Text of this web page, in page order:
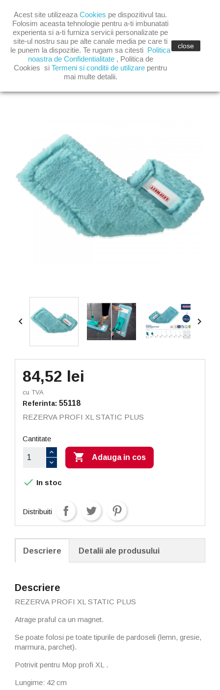

 
84,52 lei
cu TVA
Referinta: 55118
REZERVA PROFI XL STATIC PLUS
Cantitate
 Adauga in cos
 In stoc
Distribuiti
Descriere Detalii ale produsului
Descriere
REZERVA PROFI XL STATIC PLUS
Atrage praful ca un magnet.
Se poate folosi pe toate tipurile de pardoseli (lemn, gresie,
marmura, parchet).
Potrivit pentru Mop profi XL .
Lungime: 42 cm
Acest site utilizeaza Cookies pe dispozitivul tau.
Folosim aceasta tehnologie pentru a-ti imbunatati
experienta si a-ti furniza servicii personalizate pe
site-ul nostru sau pe alte canale media pe care ti
le punem la dispozitie. Te rugam sa citesti Politica
noastra de Confidentialitate, Politica de
Cookies si Termeni si conditii de utilizare pentru
mai multe detalii.
close